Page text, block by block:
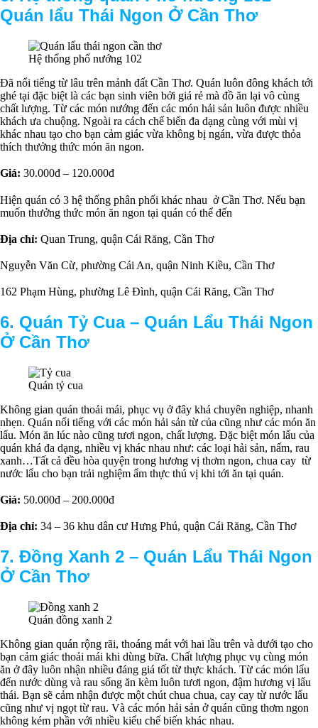
Quán lẩu Thái Ngon Ở Cần Thơ
Hệ thống phố nướng 102
Đã nổi tiếng từ lâu trên mảnh đất Cần Thơ. Quán luôn đông khách tới
ghé tại đặc biệt là các bạn sinh viên bởi giá rẻ mà đồ ăn lại vô cùng
chất lượng. Từ các món nướng đến các món hải sản luôn được nhiều
khách ưa chuộng. Ngoài ra cách chế biến đa dạng cùng với mùi vị
khác nhau tạo cho bạn cảm giác vừa không bị ngán, vừa được thỏa
thích thưởng thức món ăn ngon.
Giá: 30.000đ – 120.000đ
Hiện quán có 3 hệ thống phân phối khác nhau ở Cần Thơ. Nếu bạn
muốn thưởng thức món ăn ngon tại quán có thể đến
Địa chỉ: Quan Trung, quận Cái Răng, Cần Thơ
Nguyễn Văn Cừ, phường Cái An, quận Ninh Kiều, Cần Thơ
162 Phạm Hùng, phường Lê Đình, quận Cái Răng, Cần Thơ
6. Quán Tỷ Cua – Quán Lẩu Thái Ngon
Ở Cần Thơ
Quán tỷ cua
Không gian quán thoải mái, phục vụ ở đây khá chuyên nghiệp, nhanh
nhẹn. Quán nổi tiếng với các món hải sản từ của cũng như các món ăn
lẩu. Món ăn lúc nào cũng tươi ngon, chất lượng. Đặc biệt món lẩu của
quán khá đa dạng, nhiều vị khác nhau như: các loại hải sản, nấm, rau
xanh…Tất cả đều hòa quyện trong hương vị thơm ngon, chua cay từ
nước lẩu cho bạn trải nghiệm ẩm thực thú vị khi tới ăn tại quán.
Giá: 50.000đ – 200.000đ
Địa chỉ: 34 – 36 khu dân cư Hưng Phú, quận Cái Răng, Cần Thơ
7. Đồng Xanh 2 – Quán Lẩu Thái Ngon
Ở Cần Thơ
Quán đồng xanh 2
Không gian quán rộng rãi, thoáng mát với hai lầu trên và dưới tạo cho
bạn cảm giác thoải mái khi dùng bữa. Chất lượng phục vụ cùng món
ăn ở đây luôn nhận nhiều đáng giá tốt từ thực khách. Từ các món lẩu
đến nước dùng và rau sống ăn kèm luôn tươi ngon, đậm hương vị lẩu
thái. Bạn sẽ cảm nhận được một chút chua chua, cay cay từ nước lẩu
cũng như vị ngọt từ rau. Và các món hải sản ở quán cũng thơm ngon
không kém phần với nhiều kiểu chế biến khác nhau.